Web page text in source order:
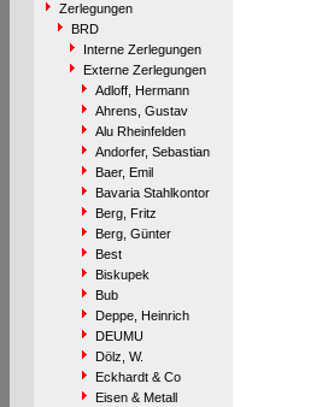
Zerlegungen
BRD
Interne Zerlegungen
Externe Zerlegungen
Adloff, Hermann
Ahrens, Gustav
Alu Rheinfelden
Andorfer, Sebastian
Baer, Emil
Bavaria Stahlkontor
Berg, Fritz
Berg, Günter
Best
Biskupek
Bub
Deppe, Heinrich
DEUMU
Dölz, W.
Eckhardt & Co
Eisen & Metall